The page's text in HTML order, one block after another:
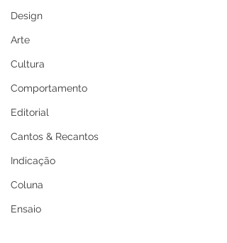
Design
Arte
Cultura
Comportamento
Editorial
Cantos & Recantos
Indicação
Coluna
Ensaio